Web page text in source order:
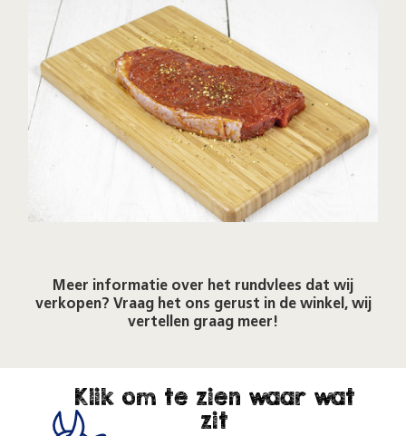
Meer informatie over het rundvlees dat wij
verkopen? Vraag het ons gerust in de winkel, wij
vertellen graag meer!
Klik om te zien waar wat
zit